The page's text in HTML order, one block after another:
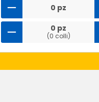
0 pz
0 pz
(0 colli)